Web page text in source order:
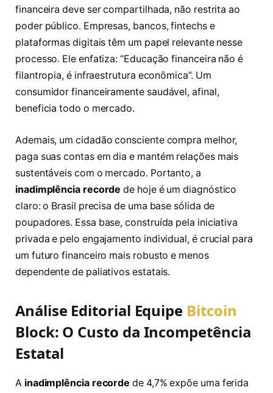
financeira deve ser compartilhada, não restrita ao
poder público. Empresas, bancos, fintechs e
plataformas digitais têm um papel relevante nesse
processo. Ele enfatiza: “Educação financeira não é
filantropia, é infraestrutura econômica”. Um
consumidor financeiramente saudável, afinal,
beneficia todo o mercado.
Ademais, um cidadão consciente compra melhor,
paga suas contas em dia e mantém relações mais
sustentáveis com o mercado. Portanto, a
inadimplência recorde de hoje é um diagnóstico
claro: o Brasil precisa de uma base sólida de
poupadores. Essa base, construída pela iniciativa
privada e pelo engajamento individual, é crucial para
um futuro financeiro mais robusto e menos
dependente de paliativos estatais.
Análise Editorial Equipe Bitcoin
Block: O Custo da Incompetência
Estatal
A inadimplência recorde de 4,7% expõe uma ferida